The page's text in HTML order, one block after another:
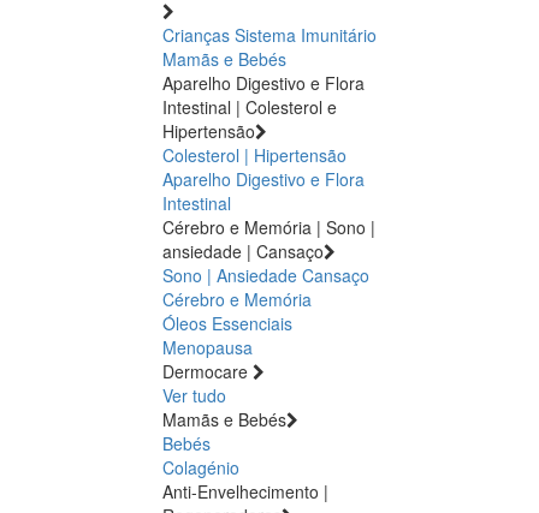
Crianças Sistema Imunitário
Mamãs e Bebés
Aparelho Digestivo e Flora
Intestinal | Colesterol e
Hipertensão
Colesterol | Hipertensão
Aparelho Digestivo e Flora
Intestinal
Cérebro e Memória | Sono |
ansiedade | Cansaço
Sono | Ansiedade Cansaço
Cérebro e Memória
Óleos Essenciais
Menopausa
Dermocare
Ver tudo
Mamãs e Bebés
Bebés
Colagénio
Anti-Envelhecimento |